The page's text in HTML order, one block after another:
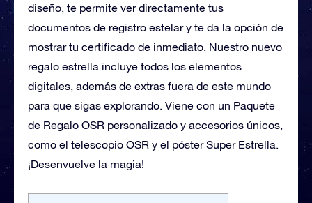
diseño, te permite ver directamente tus
documentos de registro estelar y te da la opción de
mostrar tu certificado de inmediato. Nuestro nuevo
regalo estrella incluye todos los elementos
digitales, además de extras fuera de este mundo
para que sigas explorando. Viene con un Paquete
de Regalo OSR personalizado y accesorios únicos,
como el telescopio OSR y el póster Super Estrella.
¡Desenvuelve la magia!